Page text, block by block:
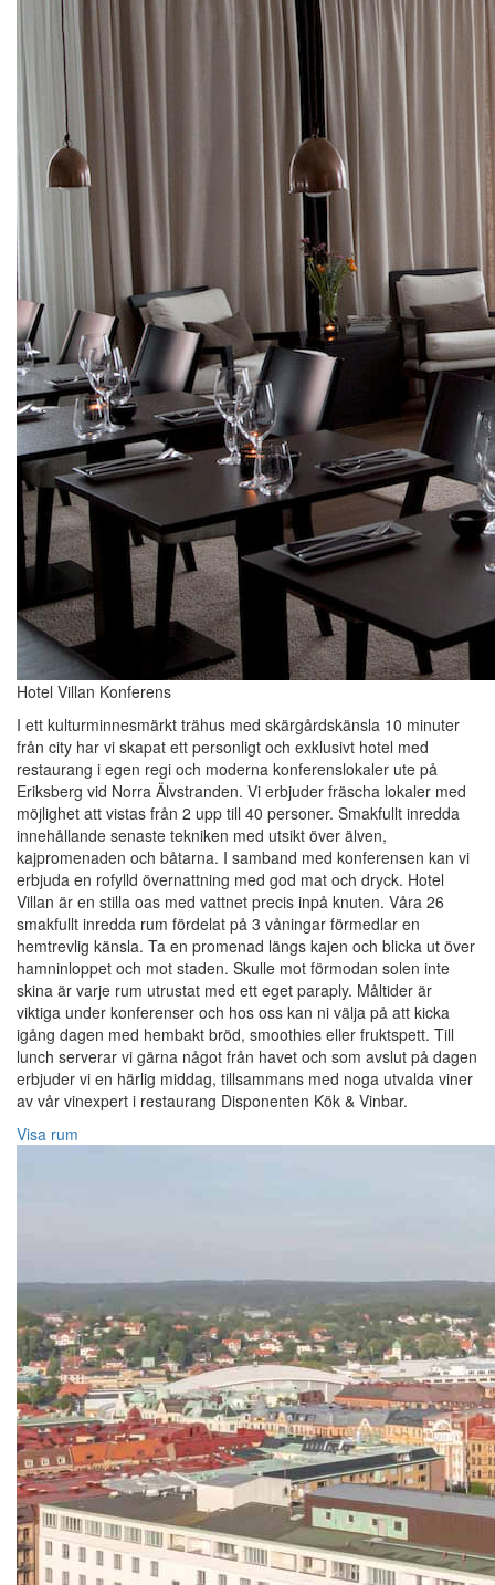
Hotel Villan Konferens
I ett kulturminnesmärkt trähus med skärgårdskänsla 10 minuter
från city har vi skapat ett personligt och exklusivt hotel med
restaurang i egen regi och moderna konferenslokaler ute på
Eriksberg vid Norra Älvstranden. Vi erbjuder fräscha lokaler med
möjlighet att vistas från 2 upp till 40 personer. Smakfullt inredda
innehållande senaste tekniken med utsikt över älven,
kajpromenaden och båtarna. I samband med konferensen kan vi
erbjuda en rofylld övernattning med god mat och dryck. Hotel
Villan är en stilla oas med vattnet precis inpå knuten. Våra 26
smakfullt inredda rum fördelat på 3 våningar förmedlar en
hemtrevlig känsla. Ta en promenad längs kajen och blicka ut över
hamninloppet och mot staden. Skulle mot förmodan solen inte
skina är varje rum utrustat med ett eget paraply. Måltider är
viktiga under konferenser och hos oss kan ni välja på att kicka
igång dagen med hembakt bröd, smoothies eller fruktspett. Till
lunch serverar vi gärna något från havet och som avslut på dagen
erbjuder vi en härlig middag, tillsammans med noga utvalda viner
av vår vinexpert i restaurang Disponenten Kök & Vinbar.
Visa rum